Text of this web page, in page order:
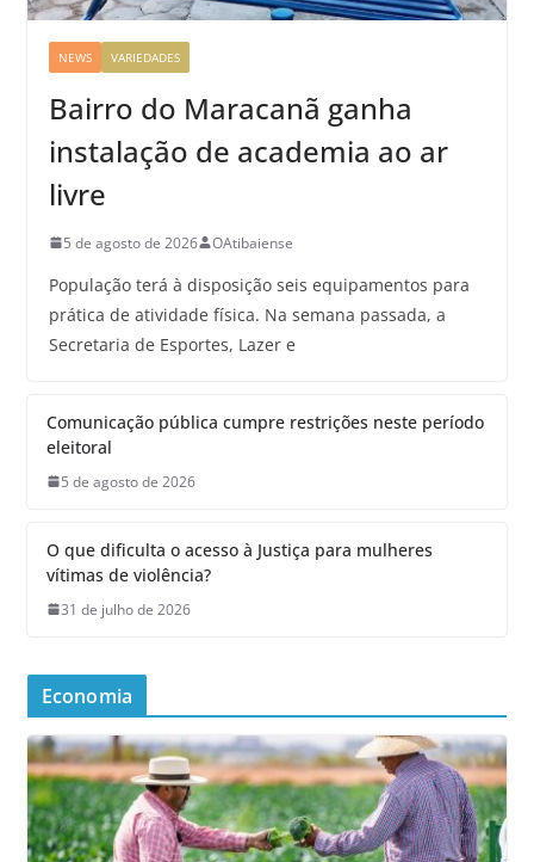
NEWS VARIEDADES
Bairro do Maracanã ganha
instalação de academia ao ar
livre
5 de agosto de 2026 OAtibaiense
População terá à disposição seis equipamentos para
prática de atividade física. Na semana passada, a
Secretaria de Esportes, Lazer e
Comunicação pública cumpre restrições neste período
eleitoral
5 de agosto de 2026
O que dificulta o acesso à Justiça para mulheres
vítimas de violência?
31 de julho de 2026
Economia